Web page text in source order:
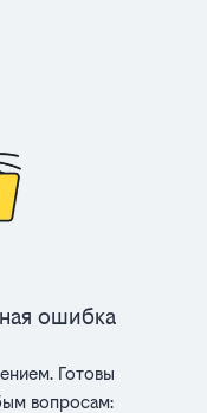
ошибка
Готовы
вопросам: